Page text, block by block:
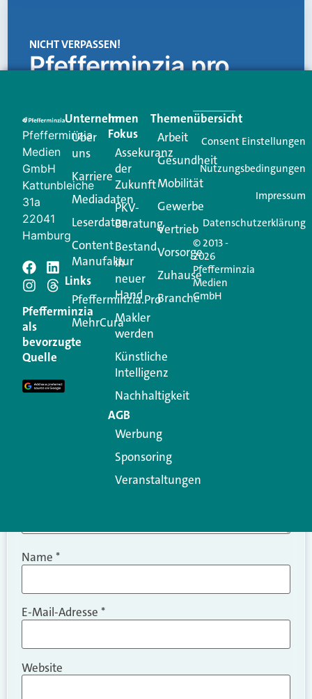
NICHT VERPASSEN!
Pfefferminzia.pro
Creator für Ihre Kundenkommunikation. Alles, was
Ihren Vertriebsalltag leichter macht. Mit nur einem
Login.
Jetzt anmelden
Schreiben Sie einen
Kommentar
Ihre E-Mail-Adresse wird nicht veröffentlicht.
Erforderliche Felder sind mit
Kommentar
Name *
E-Mail-Adresse *
Website
Pfefferminzia
Medien
GmbH
Kattunbleiche
31a
22041
Hamburg
Pfefferminzia
als
bevorzugte
Quelle
Unternehmen
Über
uns
Karriere
Mediadaten
Leserdaten
Content
Manufaktur
Links
Pfefferminzia.Pro
MehrCura
Im
Fokus
Assekuranz
der
Zukunft
PKV-
Beratung
Bestand
in
neuer
Hand
Makler
werden
Künstliche
Intelligenz
Nachhaltigkeit
AGB
Werbung
Sponsoring
Veranstaltungen
Themenübersicht
Arbeit
Gesundheit
Mobilität
Gewerbe
Vertrieb
Vorsorge
Zuhause
Branche
© 2013 -
2026
Pfefferminzia
Medien
GmbH
Consent Einstellungen
Nutzungsbedingungen
Impressum
Datenschutzerklärung